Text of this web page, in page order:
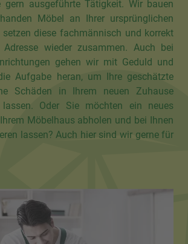
ausgeführte Tätigkeit. Wir bauen
Möbel an Ihrer ursprünglichen
diese fachmännisch und korrekt
wieder zusammen. Auch bei
gehen wir mit Geduld und
Aufgabe heran, um Ihre geschätzte
Schäden in Ihrem neuen Zuhause
Oder Sie möchten ein neues
Möbelhaus abholen und bei Ihnen
lassen? Auch hier sind wir gerne für